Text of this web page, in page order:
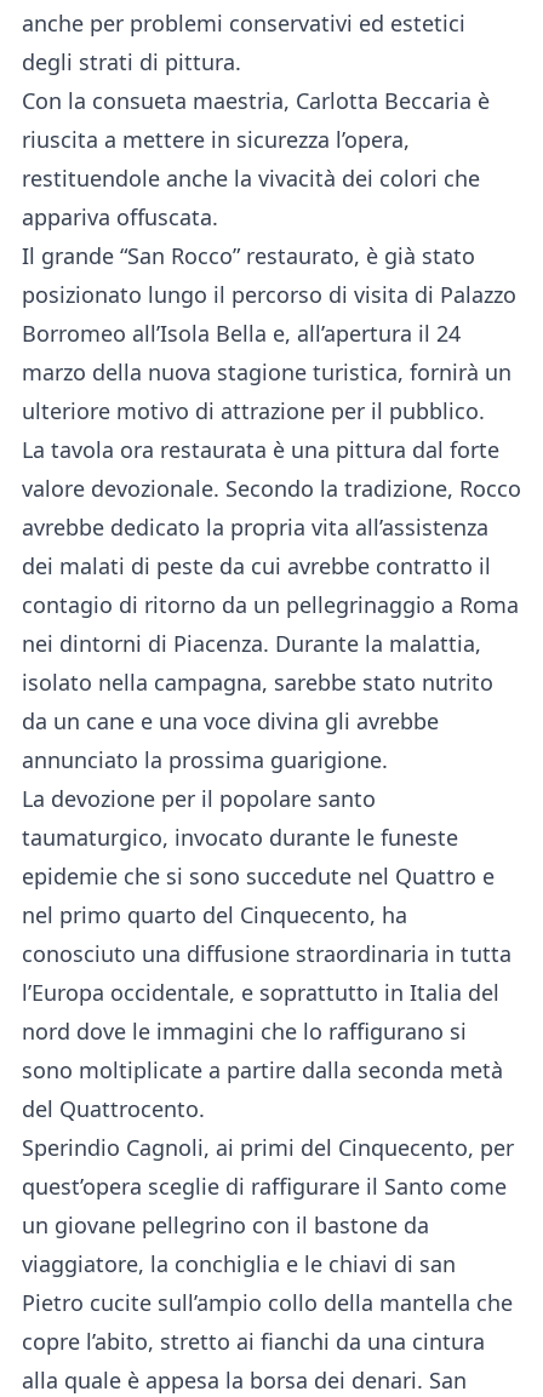
anche per problemi conservativi ed estetici
degli strati di pittura.
Con la consueta maestria, Carlotta Beccaria è
riuscita a mettere in sicurezza l’opera,
restituendole anche la vivacità dei colori che
appariva offuscata.
Il grande “San Rocco” restaurato, è già stato
posizionato lungo il percorso di visita di Palazzo
Borromeo all’Isola Bella e, all’apertura il 24
marzo della nuova stagione turistica, fornirà un
ulteriore motivo di attrazione per il pubblico.
La tavola ora restaurata è una pittura dal forte
valore devozionale. Secondo la tradizione, Rocco
avrebbe dedicato la propria vita all’assistenza
dei malati di peste da cui avrebbe contratto il
contagio di ritorno da un pellegrinaggio a Roma
nei dintorni di Piacenza. Durante la malattia,
isolato nella campagna, sarebbe stato nutrito
da un cane e una voce divina gli avrebbe
annunciato la prossima guarigione.
La devozione per il popolare santo
taumaturgico, invocato durante le funeste
epidemie che si sono succedute nel Quattro e
nel primo quarto del Cinquecento, ha
conosciuto una diffusione straordinaria in tutta
l’Europa occidentale, e soprattutto in Italia del
nord dove le immagini che lo raffigurano si
sono moltiplicate a partire dalla seconda metà
del Quattrocento.
Sperindio Cagnoli, ai primi del Cinquecento, per
quest’opera sceglie di raffigurare il Santo come
un giovane pellegrino con il bastone da
viaggiatore, la conchiglia e le chiavi di san
Pietro cucite sull’ampio collo della mantella che
copre l’abito, stretto ai fianchi da una cintura
alla quale è appesa la borsa dei denari. San